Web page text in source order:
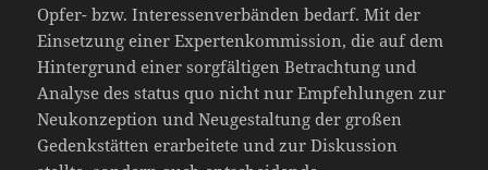
Opfer- bzw. Interessenverbänden bedarf. Mit der
Einsetzung einer Expertenkommission, die auf dem
Hintergrund einer sorgfältigen Betrachtung und
Analyse des status quo nicht nur Empfehlungen zur
Neukonzeption und Neugestaltung der großen
Gedenkstätten erarbeitete und zur Diskussion